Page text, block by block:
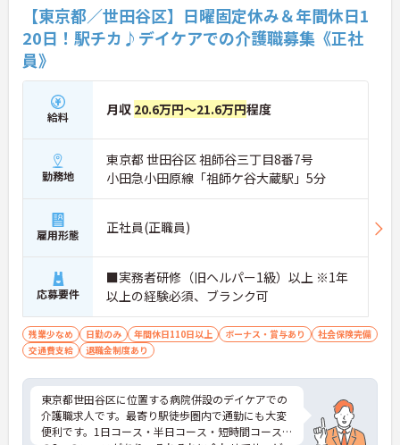
【東京都／世田谷区】日曜固定休み＆年間休日1
20日！駅チカ♪デイケアでの介護職募集《正社
員》
給料 月収 20.6万円～21.6万円程度
勤務地
東京都 世田谷区 祖師谷三丁目8番7号
小田急小田原線「祖師ケ谷大蔵駅」5分
雇用形態 正社員(正職員)
応募要件
■実務者研修（旧ヘルパー1級）以上 ※1年
以上の経験必須、ブランク可
残業少なめ 日勤のみ 年間休日110日以上 ボーナス・賞与あり
社会保険完備
交通費支給
退職金制度あり
東京都世田谷区に位置する病院併設のデイケアでの
介護職求人です。最寄り駅徒歩圏内で通勤にも大変
便利です。1日コース・半日コース・短時間コースが